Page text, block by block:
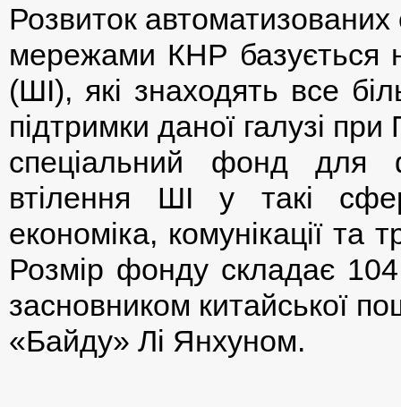
Розвиток
мережами КНР базується
(ШІ), які знаходять все
підтримки даної галузі
спеціальний фонд для
втілення ШІ у такі
економіка, комунікації та
Розмір фонду складає
засновником китайської
«Байду» Лі Янхуном.